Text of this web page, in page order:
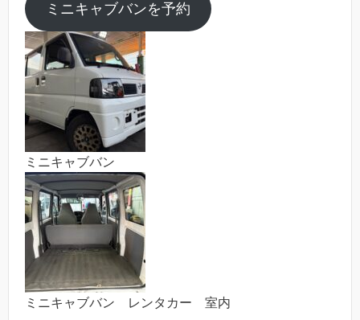
ミニキャブバンを予約
ミニキャブバン
ミニキャブバン レンタカー 室内